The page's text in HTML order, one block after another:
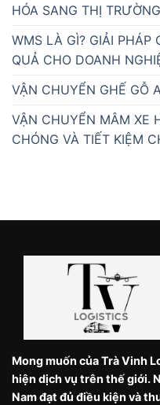
HÓA SANG THỊ
WMS LÀ GÌ? GIẢI PHÁP
QUẢ CHO DOANH
VẬN CHUYỂN GHẾ GỖ
VẬN CHUYỂN MÂM XE
CHÓNG VÀ TIẾT KIỆM
Mong muốn của Trà Vinh
hiện dịch vụ trên thế giới.
Nam đạt đủ điều kiện và